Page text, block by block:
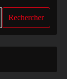
Rechercher